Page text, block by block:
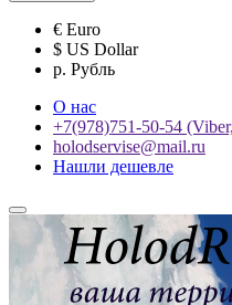
€ Euro
$ US Dollar
р. Рубль
О нас
+7(978)751-50-54
holodservise@mail.ru
Нашли дешевле